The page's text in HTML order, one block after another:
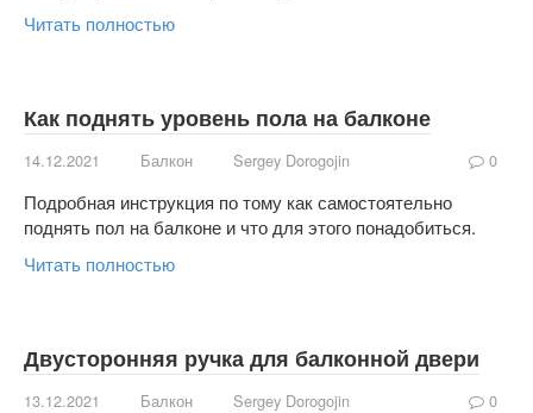
Читать полностью
Как поднять уровень пола на балконе
14.12.2021 Балкон Sergey Dorogojin 0
Подробная инструкция по тому как самостоятельно
поднять пол на балконе и что для этого понадобиться.
Читать полностью
Двусторонняя ручка для балконной двери
13.12.2021 Балкон Sergey Dorogojin 0